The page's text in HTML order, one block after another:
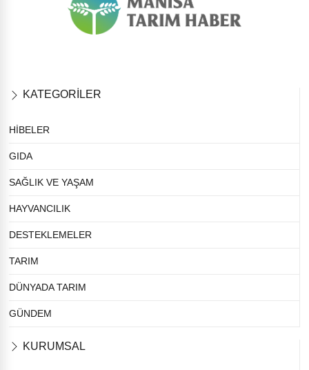
KATEGORİLER
HİBELER
GIDA
SAĞLIK VE YAŞAM
HAYVANCILIK
DESTEKLEMELER
TARIM
DÜNYADA TARIM
GÜNDEM
KURUMSAL